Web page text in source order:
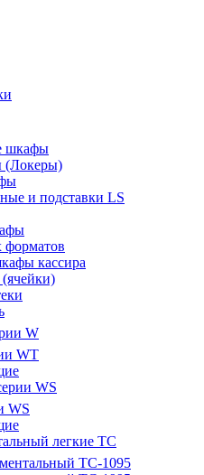
шкафы
(Локеры)
и подставки LS
форматов
кассира
W
WT
WS
WS
легкие ТС
TC-1095